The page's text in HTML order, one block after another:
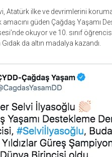
Atatürk ilke ve devrimlerini
güden Çağdaş Yaşamı
okuyor ve 10. sınıf
da altın madalya kazandı.